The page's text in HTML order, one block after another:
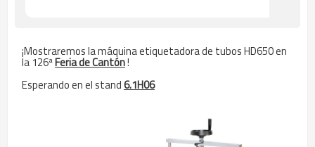
¡Mostraremos la máquina etiquetadora de tubos HD650 en
la 126ªFeria de Cantón!
Esperando en el stand6.1H06